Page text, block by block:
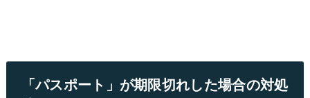
「パスポート」が期限切れした場合の対処